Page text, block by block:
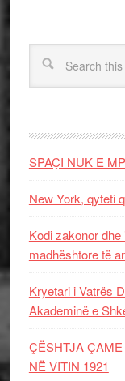
SPAÇI NUK E
New York, qyteti
Kodi zakonor
madhështore të
Kryetari i Vatrës
Akademinë e
ÇËSHTJA
NË VITIN 1921